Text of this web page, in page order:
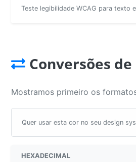
Teste legibilidade WCAG para texto
Conversões de
Mostramos primeiro os
Quer usar esta cor no seu design
HEXADECIMAL